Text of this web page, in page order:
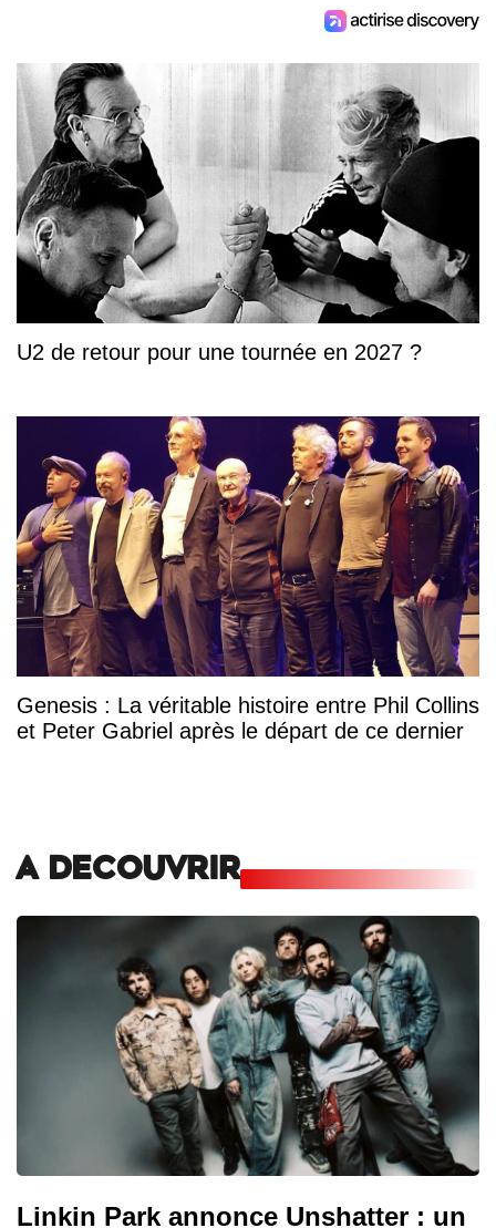
U2 de retour pour une tournée en 2027 ?
Genesis : La véritable histoire entre Phil Collins
et Peter Gabriel après le départ de ce dernier
A DECOUVRIR
Linkin Park annonce Unshatter : un